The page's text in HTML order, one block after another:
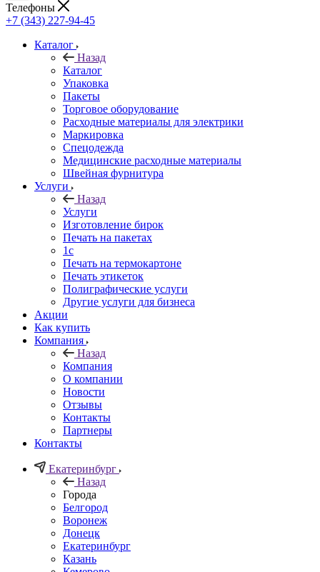
Телефоны
+7 (343) 227-94-45
Каталог
Назад
Каталог
Упаковка
Пакеты
Торговое оборудование
Расходные материалы для электрики
Маркировка
Спецодежда
Медицинские расходные материалы
Швейная фурнитура
Услуги
Назад
Услуги
Изготовление бирок
Печать на пакетах
1c
Печать на термокартоне
Печать этикеток
Полиграфические услуги
Другие услуги для бизнеса
Акции
Как купить
Компания
Назад
Компания
О компании
Новости
Отзывы
Контакты
Партнеры
Контакты
Екатеринбург
Назад
Города
Белгород
Воронеж
Донецк
Екатеринбург
Казань